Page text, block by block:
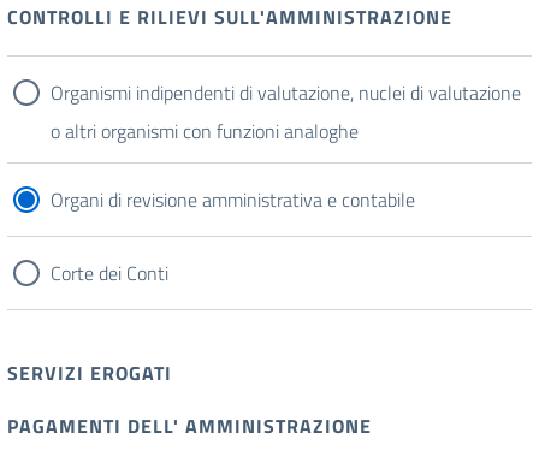
CONTROLLI E RILIEVI SULL'AMMINISTRAZIONE
Organismi indipendenti di valutazione, nuclei di valutazione
o altri organismi con funzioni analoghe
Organi di revisione amministrativa e contabile
Corte dei Conti
SERVIZI EROGATI
PAGAMENTI DELL' AMMINISTRAZIONE